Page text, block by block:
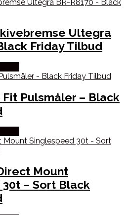
Ultegra
Friday Tilbud
Pulsmåler – Black
Mount
– Sort Black